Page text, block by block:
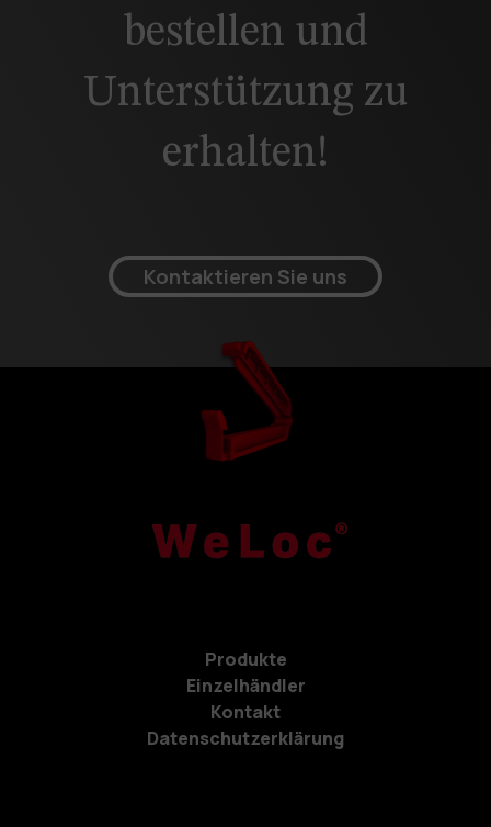
bestellen und
Unterstützung zu
erhalten!
Kontaktieren Sie uns
Produkte
Einzelhändler
Kontakt
Datenschutzerklärung